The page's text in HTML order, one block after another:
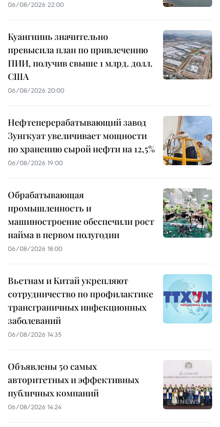
06/08/2026 22:00
Куангнинь значительно
превысила план по привлечению
ПИИ, получив свыше 1 млрд. долл.
США
06/08/2026 20:00
Нефтеперерабатывающий завод
Зунгкуат увеличивает мощности
по хранению сырой нефти на 12,5%
06/08/2026 19:00
Обрабатывающая
промышленность и
машиностроение обеспечили рост
найма в первом полугодии
06/08/2026 18:00
Вьетнам и Китай укрепляют
сотрудничество по профилактике
трансграничных инфекционных
заболеваний
06/08/2026 14:35
Объявлены 50 самых
авторитетных и эффективных
публичных компаний
06/08/2026 14:24